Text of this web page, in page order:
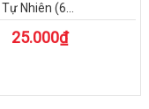
Nhiên (6...
25.000₫